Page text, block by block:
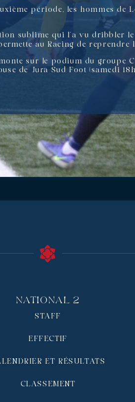
période, les hommes de
sublime qui l’a vu dribbler
au Racing de reprendre
sur le podium du groupe
de Jura Sud Foot (samedi
National 2
STAFF
EFFECTIF
ET RÉSULTATS
CLASSEMENT